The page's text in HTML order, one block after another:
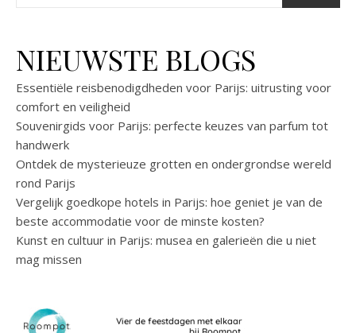
NIEUWSTE BLOGS
Essentiële reisbenodigdheden voor Parijs: uitrusting voor
comfort en veiligheid
Souvenirgids voor Parijs: perfecte keuzes van parfum tot
handwerk
Ontdek de mysterieuze grotten en ondergrondse wereld
rond Parijs
Vergelijk goedkope hotels in Parijs: hoe geniet je van de
beste accommodatie voor de minste kosten?
Kunst en cultuur in Parijs: musea en galerieën die u niet
mag missen